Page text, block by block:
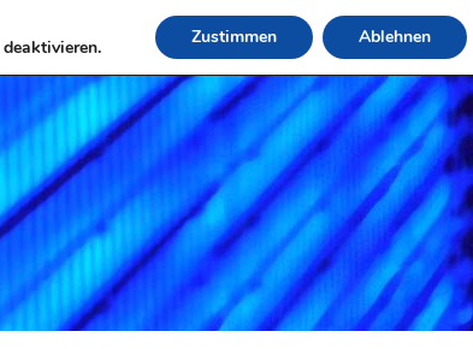
deaktivieren. Zustimmen Ablehnen